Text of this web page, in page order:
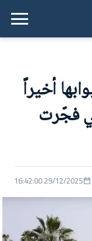
القائمة الرئيسية
أخيراً
فجّرت
29/12/2025 16:42:00